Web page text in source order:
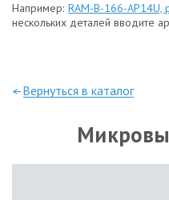
Например: RAM-B-166-AP14U,
нескольких деталей вводите
—Вернуться в каталог